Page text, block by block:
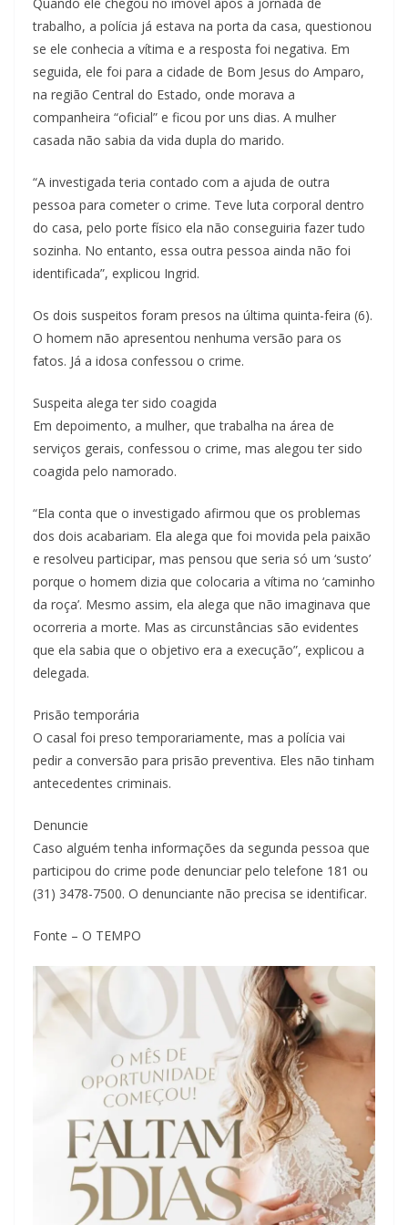
trabalho, a polícia já estava na porta da casa, questionou
se ele conhecia a vítima e a resposta foi negativa. Em
seguida, ele foi para a cidade de Bom Jesus do Amparo,
na região Central do Estado, onde morava a
companheira “oficial” e ficou por uns dias. A mulher
casada não sabia da vida dupla do marido.
“A investigada teria contado com a ajuda de outra
pessoa para cometer o crime. Teve luta corporal dentro
do casa, pelo porte físico ela não conseguiria fazer tudo
sozinha. No entanto, essa outra pessoa ainda não foi
identificada”, explicou Ingrid.
Os dois suspeitos foram presos na última quinta-feira (6).
O homem não apresentou nenhuma versão para os
fatos. Já a idosa confessou o crime.
Suspeita alega ter sido coagida
Em depoimento, a mulher, que trabalha na área de
serviços gerais, confessou o crime, mas alegou ter sido
coagida pelo namorado.
“Ela conta que o investigado afirmou que os problemas
dos dois acabariam. Ela alega que foi movida pela paixão
e resolveu participar, mas pensou que seria só um ‘susto’
porque o homem dizia que colocaria a vítima no ‘caminho
da roça’. Mesmo assim, ela alega que não imaginava que
ocorreria a morte. Mas as circunstâncias são evidentes
que ela sabia que o objetivo era a execução”, explicou a
delegada.
Prisão temporária
O casal foi preso temporariamente, mas a polícia vai
pedir a conversão para prisão preventiva. Eles não tinham
antecedentes criminais.
Denuncie
Caso alguém tenha informações da segunda pessoa que
participou do crime pode denunciar pelo telefone 181 ou
(31) 3478-7500. O denunciante não precisa se identificar.
Fonte – O TEMPO